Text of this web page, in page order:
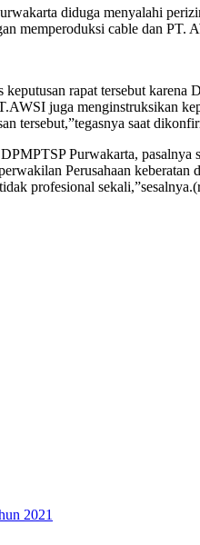
diduga menyalahi
memperoduksi cable dan
rapat tersebut
juga menginstruksikan
tersebut,”tegasnya saat
Purwakarta,
Perusahaan
profesional
2021